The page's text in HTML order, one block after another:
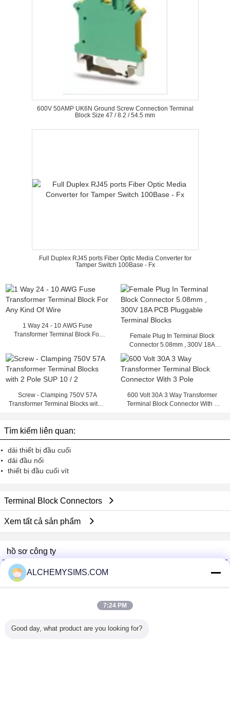
600V 50AMP UK6N Ground Screw Connection Terminal
Block Size 47 / 8.2 / 54.5 mm
Full Duplex RJ45 ports Fiber Optic Media Converter for
Tamper Switch 100Base - Fx
1 Way 24 - 10 AWG Fuse
Transformer Terminal Block For
Female Plug In Terminal Block
Connector 5.08mm , 300V 18A
PCB Pluggable Terminal Blocks
Screw - Clamping 750V 57A
Transformer Terminal Blocks with 2
600 Volt 30A 3 Way Transformer
Terminal Block Connector With 3
Tìm kiếm liên quan:
dải thiết bị đầu cuối
dải đầu nối
thiết bị đầu cuối vít
Terminal Block Connectors
Xem tất cả sản phẩm
hồ sơ công ty
Shenzhen City Breaker Co., Ltd.
Nhà cung cấp xác nhận
Verified Suplier
ALCHEMYSIMS.COM
7:24 PM
Good day, what product are you looking for?